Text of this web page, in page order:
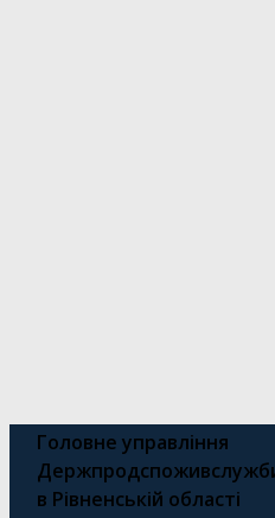
Головне управління
в Рівненській області